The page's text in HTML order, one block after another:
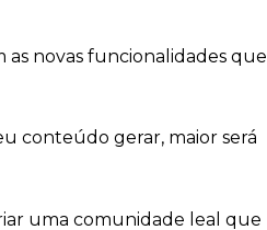
as novas funcionalidades que
conteúdo gerar, maior será
uma comunidade leal que